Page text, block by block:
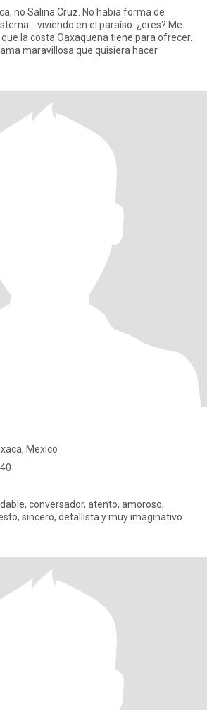
no Salina Cruz. No habia forma de
¿eres? Me
la costa Oaxaquena tiene para ofrecer.
maravillosa que quisiera hacer
Mexico
conversador, atento, amoroso,
sincero, detallista y muy imaginativo